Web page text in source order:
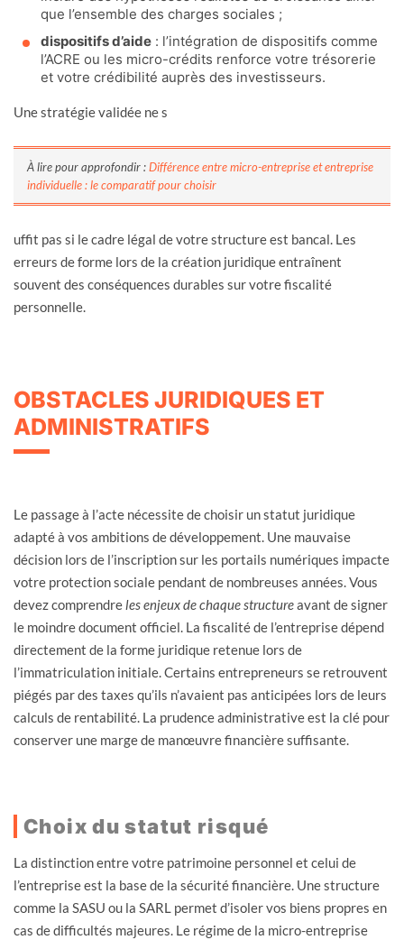
que l’ensemble des charges sociales ;
dispositifs d’aide : l’intégration de dispositifs comme
l’ACRE ou les micro-crédits renforce votre trésorerie
et votre crédibilité auprès des investisseurs.
Une stratégie validée ne s
À lire pour approfondir :Différence entre micro-entreprise et entreprise
individuelle : le comparatif pour choisir
uffit pas si le cadre légal de votre structure est bancal. Les
erreurs de forme lors de la création juridique entraînent
souvent des conséquences durables sur votre fiscalité
personnelle.
OBSTACLES JURIDIQUES ET
ADMINISTRATIFS
Le passage à l’acte nécessite de choisir un statut juridique
adapté à vos ambitions de développement. Une mauvaise
décision lors de l’inscription sur les portails numériques impacte
votre protection sociale pendant de nombreuses années. Vous
devez comprendreles enjeux de chaque structureavant de signer
le moindre document officiel. La fiscalité de l’entreprise dépend
directement de la forme juridique retenue lors de
l’immatriculation initiale. Certains entrepreneurs se retrouvent
piégés par des taxes qu’ils n’avaient pas anticipées lors de leurs
calculs de rentabilité. La prudence administrative est la clé pour
conserver une marge de manœuvre financière suffisante.
Choix du statut risqué
La distinction entre votre patrimoine personnel et celui de
l’entreprise est la base de la sécurité financière. Une structure
comme la SASU ou la SARL permet d’isoler vos biens propres en
cas de difficultés majeures. Le régime de la micro-entreprise